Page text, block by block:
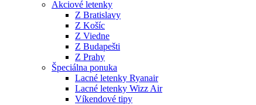
Akciové letenky
Z Bratislavy
Z Košíc
Z Viedne
Z Budapešti
Z Prahy
Špeciálna ponuka
Lacné letenky Ryanair
Lacné letenky Wizz Air
Víkendové tipy